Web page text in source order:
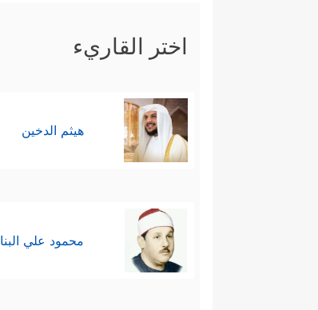
اختر القاريء
هيثم الدخين
محمود علي البنا